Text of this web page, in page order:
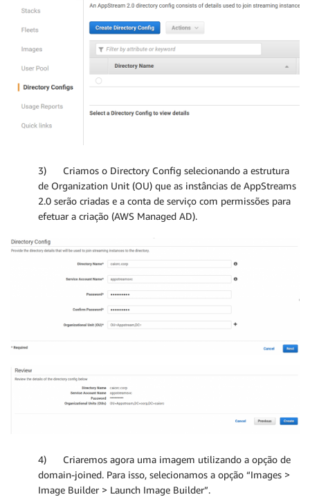
3) Criamos o Directory Config selecionando a estrutura
de Organization Unit (OU) que as instâncias de AppStreams
2.0 serão criadas e a conta de serviço com permissões para
efetuar a criação (AWS Managed AD).
4) Criaremos agora uma imagem utilizando a opção de
domain-joined. Para isso, selecionamos a opção “Images >
Image Builder > Launch Image Builder”.